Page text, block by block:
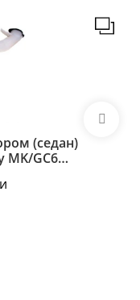
(седан)
GC6